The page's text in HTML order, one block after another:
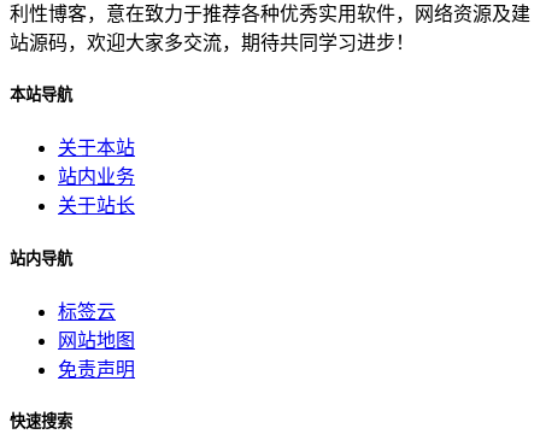
利性博客，意在致力于推荐各种优秀实用软件，网络资源及建
站源码，欢迎大家多交流，期待共同学习进步！
本站导航
关于本站
站内业务
关于站长
站内导航
标签云
网站地图
免责声明
快速搜索